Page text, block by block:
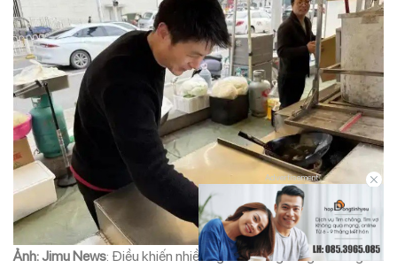
Advertisement
Ảnh: Jimu News: Điều khiến nhiều người bất ngờ là gian hàng